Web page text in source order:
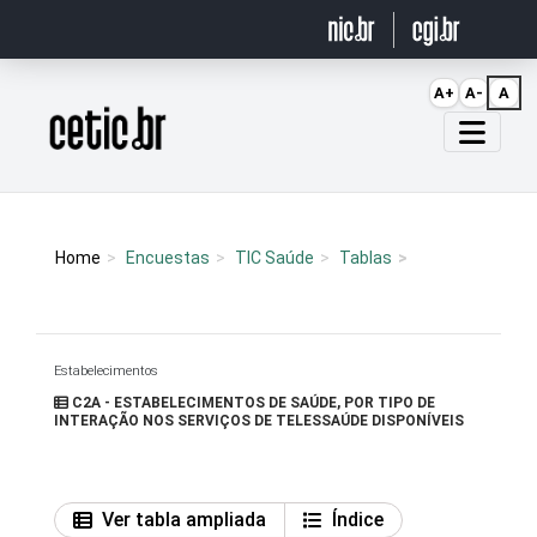
Página inicial
Home Encuestas TIC Saúde Tablas
Estabelecimentos
C2A - ESTABELECIMENTOS DE SAÚDE, POR TIPO DE
INTERAÇÃO NOS SERVIÇOS DE TELESSAÚDE DISPONÍVEIS
Ver tabla ampliada
Índice
A+ A- A